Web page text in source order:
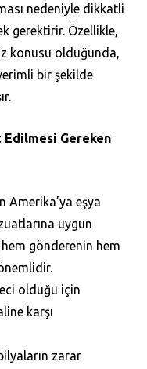
nedeniyle dikkatli
gerektirir. Özellikle,
konusu olduğunda,
bir şekilde
Edilmesi Gereken
Amerika’ya eşya
uygun
gönderenin hem
olduğu için
karşı
zarar